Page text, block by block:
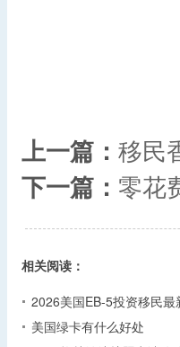
上一篇： 移民
下一篇： 零花
相关阅读：
2026美国EB-5投资移民
美国绿卡有什么好处